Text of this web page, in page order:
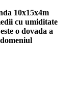
10x15x4m
cu umiditate
o dovada a